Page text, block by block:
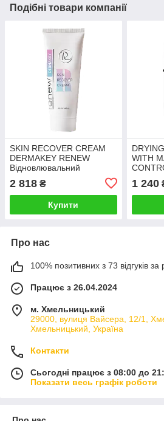
Подібні товари компанії
SKIN RECOVER CREAM
DERMAKEY RENEW
Відновлювальний
живильний крем для всіх
типів шкіри 100 мл
2 818 ₴
Купити
WITH
жирної
1 240
Про нас
100% позитивних з 73 відгуків за
Працює з 26.04.2024
м. Хмельницький
29000, вулиця Вайсера, 12/1,
Хмельницький, Україна
Контакти
Сьогодні працює з 08:00 до
Показати весь графік роботи